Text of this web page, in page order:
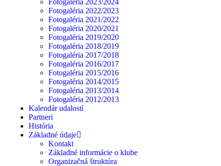
Fotogaléria 2023/2024
Fotogaléria 2022/2023
Fotogaléria 2021/2022
Fotogaléria 2020/2021
Fotogaléria 2019/2020
Fotogaléria 2018/2019
Fotogaléria 2017/2018
Fotogaléria 2016/2017
Fotogaléria 2015/2016
Fotogaléria 2014/2015
Fotogaléria 2013/2014
Fotogaléria 2012/2013
Kalendár udalostí
Partneri
História
Základné údaje
Kontakt
Základné informácie o klube
Organizačná štruktúra